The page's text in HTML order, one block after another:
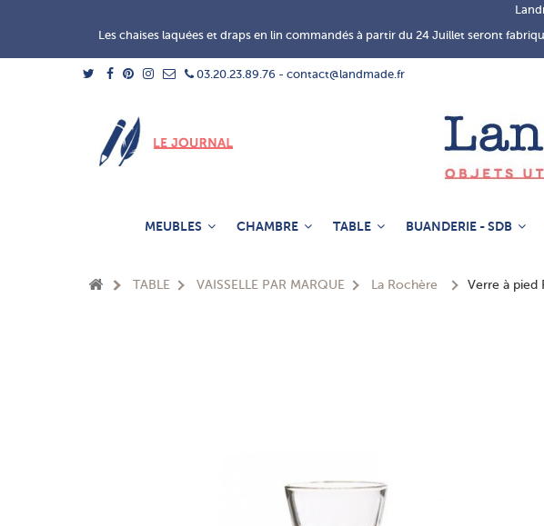
Les chaises laquées et draps en lin commandés à partir du 24 Juillet seront
03.20.23.89.76 - contact@landmade.fr
MEUBLES CHAMBRE TABLE BUANDERIE - SDB
TABLE VAISSELLE PAR MARQUE La Rochère Verre à pied